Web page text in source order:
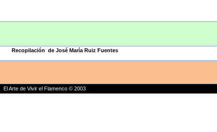
Recopilación de José María Ruiz Fuentes
El Arte de Vivir el Flamenco © 2003